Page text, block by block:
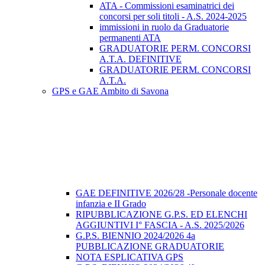
ATA - Commissioni esaminatrici dei
concorsi per soli titoli - A.S. 2024-2025
immissioni in ruolo da Graduatorie
permanenti ATA
GRADUATORIE PERM. CONCORSI
A.T.A. DEFINITIVE
GRADUATORIE PERM. CONCORSI
A.T.A.
GPS e GAE Ambito di Savona
GAE DEFINITIVE 2026/28 -Personale docente
infanzia e II Grado
RIPUBBLICAZIONE G.P.S. ED ELENCHI
AGGIUNTIVI I° FASCIA - A.S. 2025/2026
G.P.S. BIENNIO 2024/2026 4a
PUBBLICAZIONE GRADUATORIE
NOTA ESPLICATIVA GPS